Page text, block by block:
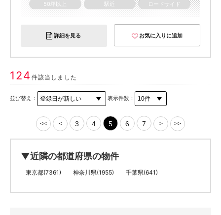
50坪以上
駅近 ロードサイド
詳細を見る お気に入りに追加
124 件該当しました
並び替え： 表示件数：
<< < 3 4 5 6 7 > >>
▼近隣の都道府県の物件
東京都(7361) 神奈川県(1955) 千葉県(641)